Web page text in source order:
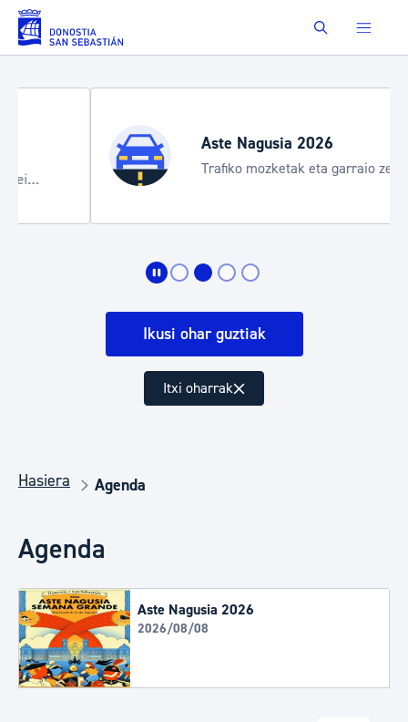
Eduki nagusira joan Buscar
Aste Nagusia 2026
Trafiko mozketak eta garraio zerbitzu
bereziak
Ikusi ohar guztiak
Itxi oharrak
Hasiera Agenda
Agenda
Aste Nagusia 2026
2026/08/08